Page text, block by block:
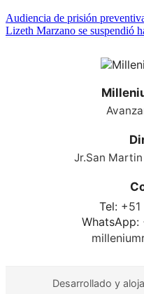
Audiencia de prisión
Lizeth Marzano se suspendió
Jr.San
Tel:
WhatsApp:
Desarrollado y